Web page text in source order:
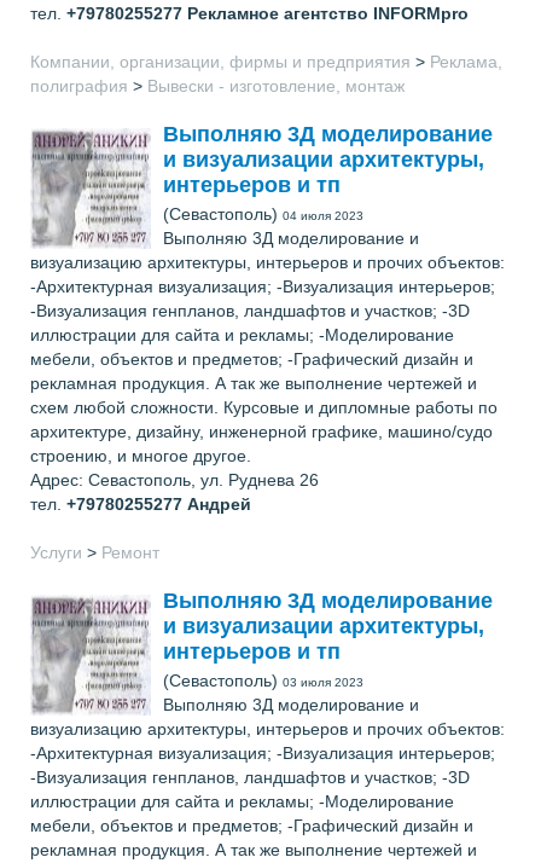
тел. +79780255277 Рекламное агентство INFORMpro
Компании, организации, фирмы и предприятия > Реклама,
полиграфия > Вывески - изготовление, монтаж
Выполняю 3Д моделирование
и визуализации архитектуры,
интерьеров и тп
(Севастополь) 04 июля 2023
Выполняю 3Д моделирование и
визуализацию архитектуры, интерьеров и прочих объектов:
-Архитектурная визуализация; -Визуализация интерьеров;
-Визуализация генпланов, ландшафтов и участков; -3D
иллюстрации для сайта и рекламы; -Моделирование
мебели, объектов и предметов; -Графический дизайн и
рекламная продукция. А так же выполнение чертежей и
схем любой сложности. Курсовые и дипломные работы по
архитектуре, дизайну, инженерной графике, машино/судо
строению, и многое другое.
Адрес: Севастополь, ул. Руднева 26
тел. +79780255277 Андрей
Услуги > Ремонт
Выполняю 3Д моделирование
и визуализации архитектуры,
интерьеров и тп
(Севастополь) 03 июля 2023
Выполняю 3Д моделирование и
визуализацию архитектуры, интерьеров и прочих объектов:
-Архитектурная визуализация; -Визуализация интерьеров;
-Визуализация генпланов, ландшафтов и участков; -3D
иллюстрации для сайта и рекламы; -Моделирование
мебели, объектов и предметов; -Графический дизайн и
рекламная продукция. А так же выполнение чертежей и